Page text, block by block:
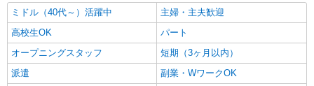
ミドル（40代～）活躍中
主婦・主夫歓迎
高校生OK
パート
オープニングスタッフ
短期（3ヶ月以内）
派遣
副業・WワークOK